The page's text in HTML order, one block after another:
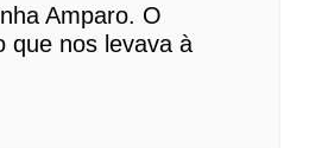
Amparo. O
que nos levava à